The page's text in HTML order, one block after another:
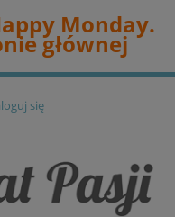
Monday.
głównej
się